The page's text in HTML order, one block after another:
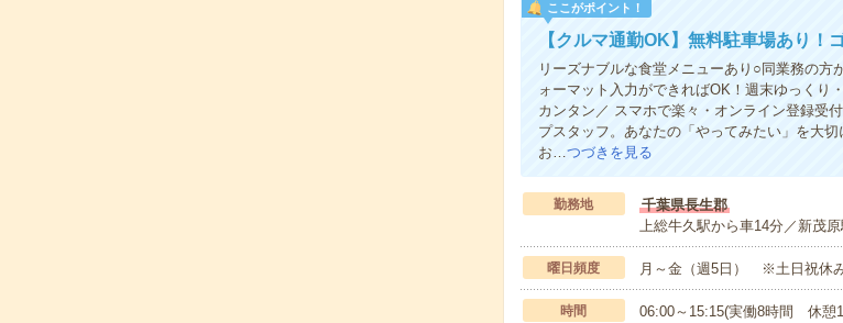
ここがポイント！
【クルマ通勤OK】無料駐車場あり！
リーズナブルな食堂メニューあり○同業務の
ォーマット入力ができればOK！週末ゆっくり
カンタン／ スマホで楽々・オンライン登録受
プスタッフ。あなたの「やってみたい」を大
お…つづきを見る
勤務地
千葉県長生郡
上総牛久駅から車14分／新茂
曜日頻度 月～金（週5日） ※土日祝休
時間
06:00～15:15(実働8時間 休憩